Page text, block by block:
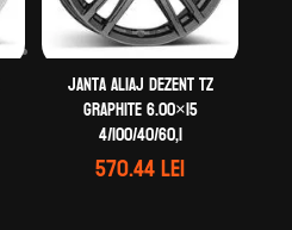
Janta aliaj DEZENT TZ
graphite 6.00×15
4/100/40/60,1
570.44lei